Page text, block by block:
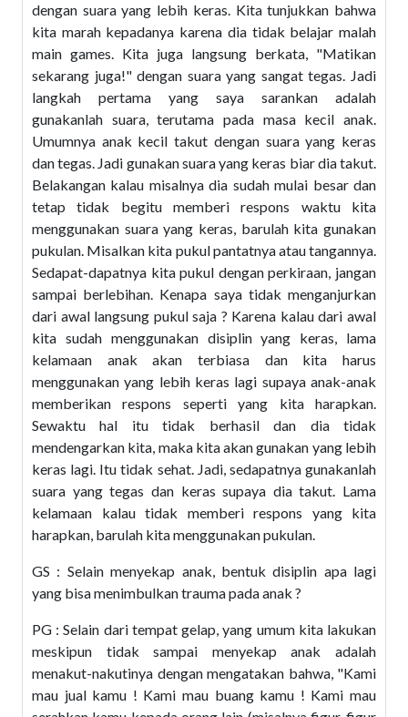
dengan suara yang lebih keras. Kita tunjukkan bahwa
kita marah kepadanya karena dia tidak belajar malah
main games. Kita juga langsung berkata, "Matikan
sekarang juga!" dengan suara yang sangat tegas. Jadi
langkah pertama yang saya sarankan adalah
gunakanlah suara, terutama pada masa kecil anak.
Umumnya anak kecil takut dengan suara yang keras
dan tegas. Jadi gunakan suara yang keras biar dia takut.
Belakangan kalau misalnya dia sudah mulai besar dan
tetap tidak begitu memberi respons waktu kita
menggunakan suara yang keras, barulah kita gunakan
pukulan. Misalkan kita pukul pantatnya atau tangannya.
Sedapat-dapatnya kita pukul dengan perkiraan, jangan
sampai berlebihan. Kenapa saya tidak menganjurkan
dari awal langsung pukul saja ? Karena kalau dari awal
kita sudah menggunakan disiplin yang keras, lama
kelamaan anak akan terbiasa dan kita harus
menggunakan yang lebih keras lagi supaya anak-anak
memberikan respons seperti yang kita harapkan.
Sewaktu hal itu tidak berhasil dan dia tidak
mendengarkan kita, maka kita akan gunakan yang lebih
keras lagi. Itu tidak sehat. Jadi, sedapatnya gunakanlah
suara yang tegas dan keras supaya dia takut. Lama
kelamaan kalau tidak memberi respons yang kita
harapkan, barulah kita menggunakan pukulan.
GS : Selain menyekap anak, bentuk disiplin apa lagi
yang bisa menimbulkan trauma pada anak ?
PG : Selain dari tempat gelap, yang umum kita lakukan
meskipun tidak sampai menyekap anak adalah
menakut-nakutinya dengan mengatakan bahwa, "Kami
mau jual kamu ! Kami mau buang kamu ! Kami mau